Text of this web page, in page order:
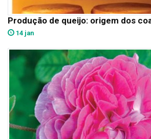
Produção de queijo: origem dos
14 jan